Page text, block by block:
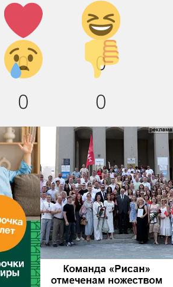
Лайк!
0
Дикий
смех!
0
Грусть
:(
0
Палец
вниз!
0